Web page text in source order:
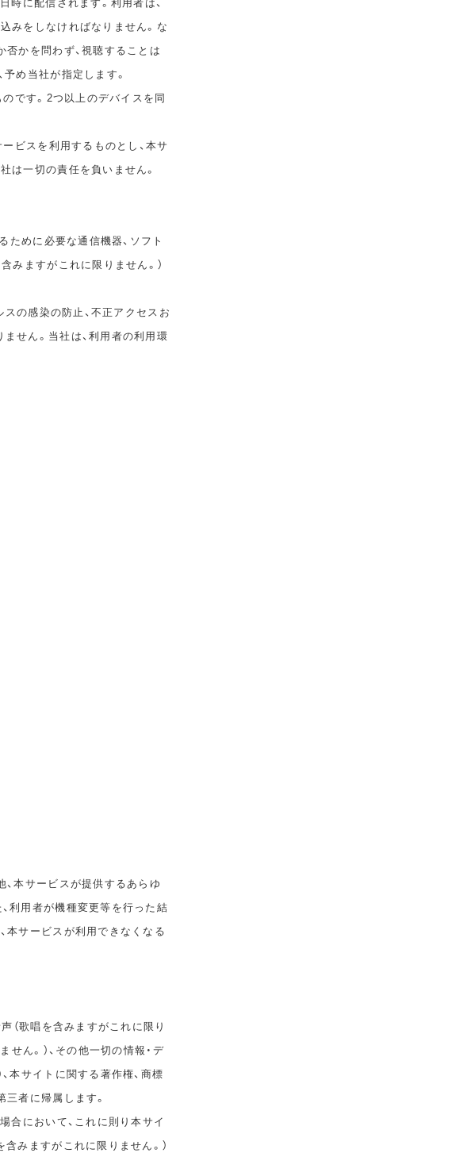
みをしなければなりません。な
否かを問わず、視聴することは
め当社が指定します。
です。2つ以上のデバイスを同
ビスを利用するものとし、本サ
は一切の責任を負いません。
ために必要な通信機器、ソフト
みますがこれに限りません。）
の感染の防止、不正アクセスお
せん。当社は、利用者の利用環
本サービスが提供するあらゆ
利用者が機種変更等を行った結
本サービスが利用できなくなる
（歌唱を含みますがこれに限り
せん。）、その他一切の情報・デ
本サイトに関する著作権、商標
者に帰属します。
合において、これに則り本サイ
みますがこれに限りません。）